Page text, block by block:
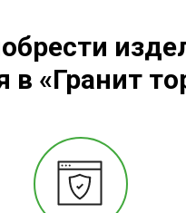
в «Гранит